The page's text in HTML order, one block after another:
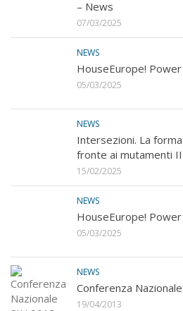
– News
07/03/2025
NEWS
HouseEurope!
05/03/2025
NEWS
Intersezioni. La
fronte ai mutamenti
15/02/2025
NEWS
HouseEurope!
05/03/2025
NEWS
Conferenza
19/04/2013